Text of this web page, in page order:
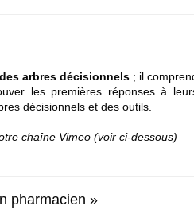
arbres décisionnels ; il
les premières réponses à
décisionnels et des outils.
chaîne Vimeo (voir ci-dessous)
pharmacien »